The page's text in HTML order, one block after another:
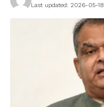
Last updated: 2026-05-18